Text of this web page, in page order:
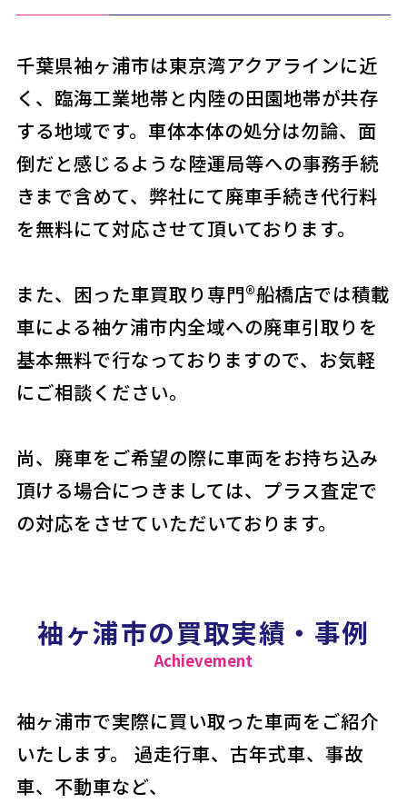
千葉県袖ヶ浦市は東京湾アクアラインに近
く、臨海工業地帯と内陸の田園地帯が共存
する地域です。車体本体の処分は勿論、面
倒だと感じるような陸運局等への事務手続
きまで含めて、弊社にて廃車手続き代行料
を無料にて対応させて頂いております。
また、困った車買取り専門®船橋店では積載
車による袖ケ浦市内全域への廃車引取りを
基本無料で行なっておりますので、お気軽
にご相談ください。
尚、廃車をご希望の際に車両をお持ち込み
頂ける場合につきましては、プラス査定で
の対応をさせていただいております。
袖ヶ浦市の買取実績・事例
Achievement
袖ヶ浦市で実際に買い取った車両をご紹介
いたします。 過走行車、古年式車、事故
車、不動車など、